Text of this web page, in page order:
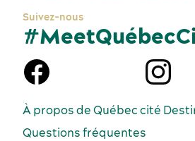
Suivez-nous
À propos de Québec cité
Questions fréquentes